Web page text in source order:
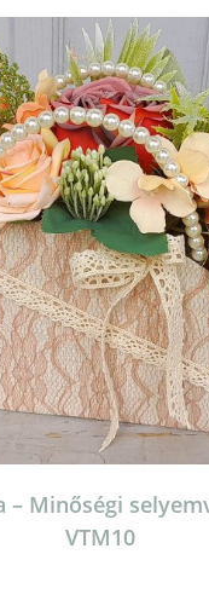
– Minőségi
VTM10